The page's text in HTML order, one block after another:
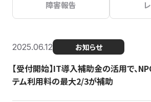
障害報告
2025.06.12 お知らせ
【受付開始】IT導入補助金の活用で、
テム利用料の最大2/3が補助